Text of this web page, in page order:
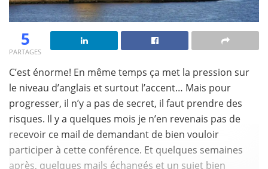
5
PARTAGES
C’est énorme! En même temps ça met la pression sur
le niveau d’anglais et surtout l’accent… Mais pour
progresser, il n’y a pas de secret, il faut prendre des
risques. Il y a quelques mois je n’en revenais pas de
recevoir ce mail de demandant de bien vouloir
participer à cette conférence. Et quelques semaines
après, quelques mails échangés et un sujet bien